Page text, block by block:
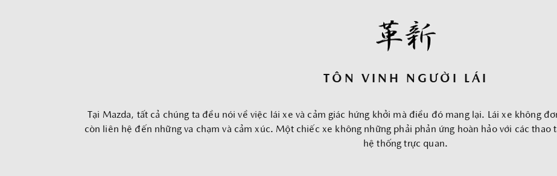
TÔN VINH NGƯỜI LÁI
Tại Mazda, tất cả chúng ta đều nói về việc lái xe và cảm giác hứng khởi mà điều đó mang lại. Lái xe không
còn liên hệ đến những va chạm và cảm xúc. Một chiếc xe không những phải phản ứng hoàn hảo với các thao
hệ thống trực quan.